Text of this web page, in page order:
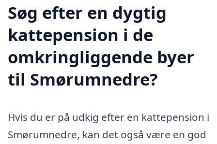
Søg efter en dygtig
kattepension i de
omkringliggende byer
til Smørumnedre?
Hvis du er på udkig efter en kattepension i
Smørumnedre, kan det også være en god